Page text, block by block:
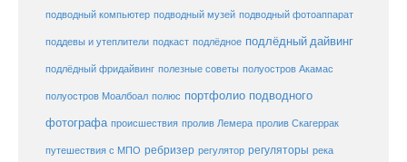
подводный компьютер подводный музей подводный фотоаппарат
поддевы и утеплители подкаст подлёдное подлёдный дайвинг
подлёдный фридайвинг полезные советы полуостров Акамас
полуостров Моалбоал полюс портфолио подводного
фотографа происшествия пролив Лемера пролив Скагеррак
путешествия с МПО ребризер регулятор регуляторы река